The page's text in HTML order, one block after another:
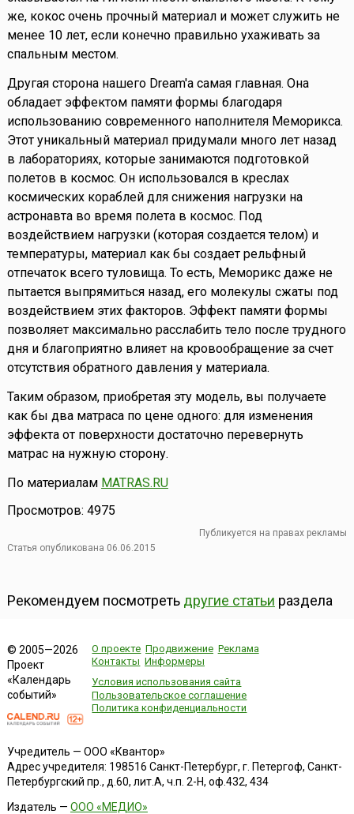
же, кокос очень прочный материал и может служить не
менее 10 лет, если конечно правильно ухаживать за
спальным местом.
Другая сторона нашего Dream'a самая главная. Она
обладает эффектом памяти формы благодаря
использованию современного наполнителя Меморикса.
Этот уникальный материал придумали много лет назад
в лабораториях, которые занимаются подготовкой
полетов в космос. Он использовался в креслах
космических кораблей для снижения нагрузки на
астронавта во время полета в космос. Под
воздействием нагрузки (которая создается телом) и
температуры, материал как бы создает рельфный
отпечаток всего туловища. То есть, Меморикс даже не
пытается выпрямиться назад, его молекулы сжаты под
воздействием этих факторов. Эффект памяти формы
позволяет максимально расслабить тело после трудного
дня и благоприятно влияет на кровообращение за счет
отсутствия обратного давления у материала.
Таким образом, приобретая эту модель, вы получаете
как бы два матраса по цене одного: для изменения
эффекта от поверхности достаточно перевернуть
матрас на нужную сторону.
По материалам MATRAS.RU
Просмотров: 4975
Публикуется на правах рекламы
Статья опубликована 06.06.2015
Рекомендуем посмотреть другие статьи раздела
© 2005—2026
Проект
«Календарь
событий»
О проекте Продвижение Реклама
Контакты Информеры
Условия использования сайта
Пользовательское соглашение
Политика конфиденциальности
Учредитель — ООО «Квантор»
Адрес учредителя: 198516 Санкт-Петербург, г. Петергоф, Санкт-
Петербургский пр., д.60, лит.А, ч.п. 2-Н, оф.432, 434
Издатель — ООО «МЕДИО»